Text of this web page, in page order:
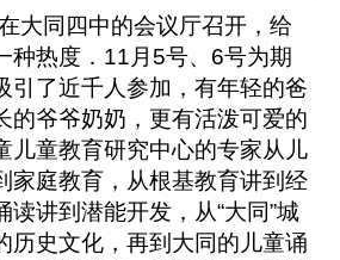
大同四中的会议厅召开，给
种热度．11月5号、6号为期
引了近千人参加，有年轻的爸
的爷爷奶奶，更有活泼可爱的
儿童教育研究中心的专家从儿
家庭教育，从根基教育讲到经
读讲到潜能开发，从“大同”城
历史文化，再到大同的儿童诵